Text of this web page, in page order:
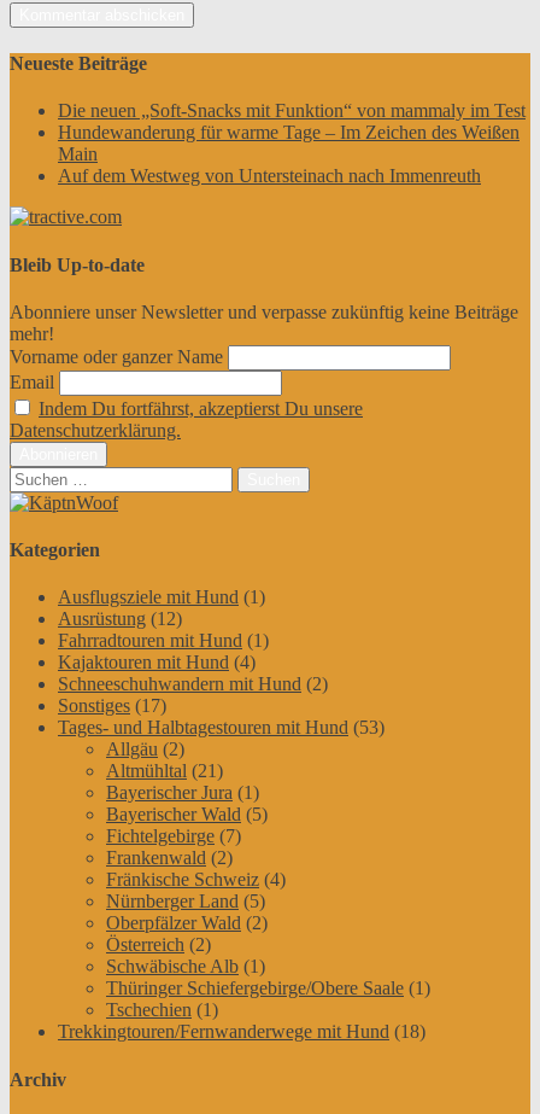
Neueste Beiträge
Die neuen „Soft-Snacks mit Funktion“ von mammaly im Test
Hundewanderung für warme Tage – Im Zeichen des Weißen
Main
Auf dem Westweg von Untersteinach nach Immenreuth
Bleib Up-to-date
Abonniere unser Newsletter und verpasse zukünftig keine Beiträge
mehr!
Vorname oder ganzer Name
Email
Indem Du fortfährst, akzeptierst Du unsere
Datenschutzerklärung.
Suchen
nach:
Kategorien
Ausflugsziele mit Hund (1)
Ausrüstung (12)
Fahrradtouren mit Hund (1)
Kajaktouren mit Hund (4)
Schneeschuhwandern mit Hund (2)
Sonstiges (17)
Tages- und Halbtagestouren mit Hund (53)
Allgäu (2)
Altmühltal (21)
Bayerischer Jura (1)
Bayerischer Wald (5)
Fichtelgebirge (7)
Frankenwald (2)
Fränkische Schweiz (4)
Nürnberger Land (5)
Oberpfälzer Wald (2)
Österreich (2)
Schwäbische Alb (1)
Thüringer Schiefergebirge/Obere Saale (1)
Tschechien (1)
Trekkingtouren/Fernwanderwege mit Hund (18)
Archiv